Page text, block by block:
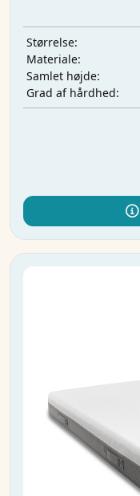
Størrelse:
Materiale:
Samlet højde:
Grad af hårdhed: